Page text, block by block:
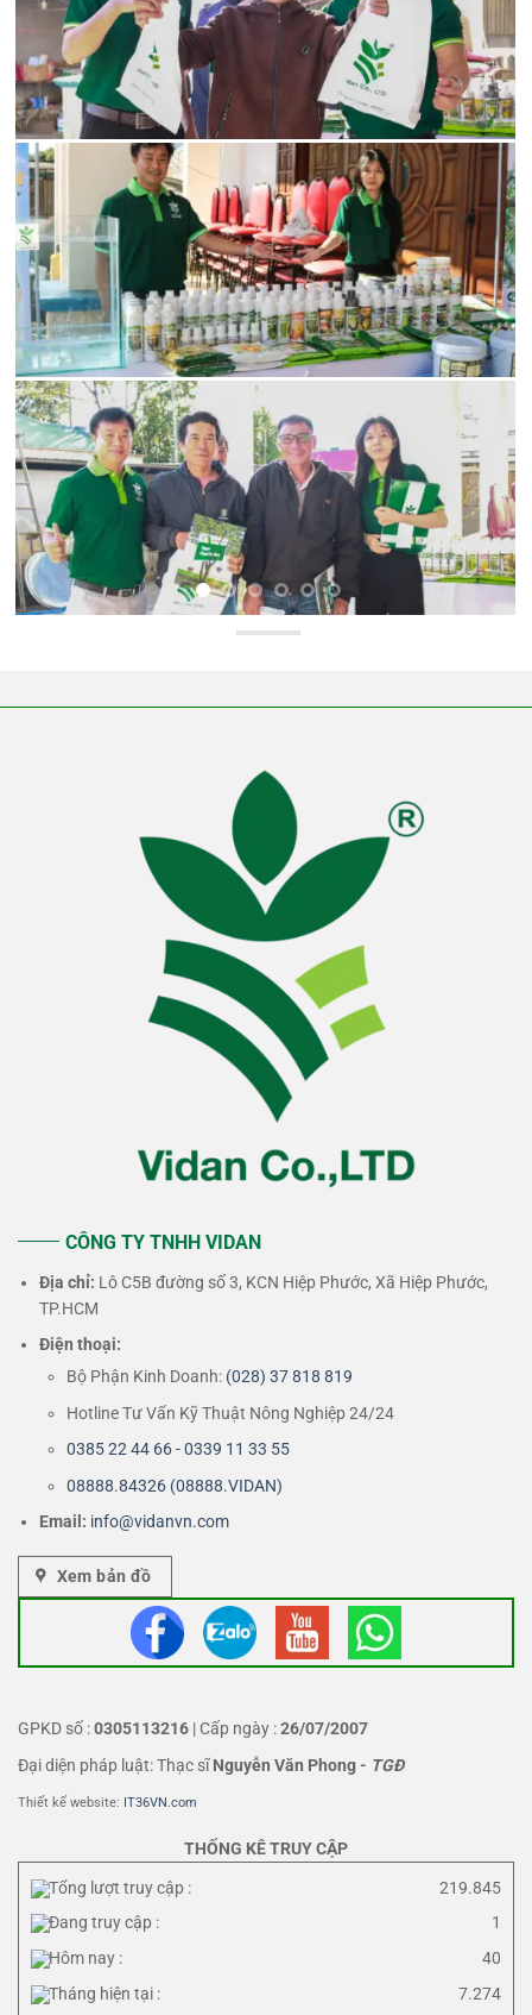
CÔNG TY TNHH VIDAN
Địa chỉ: Lô C5B đường số 3, KCN Hiệp Phước, Xã Hiệp Phước,
TP.HCM
Điện thoại:
Bộ Phận Kinh Doanh: (028) 37 818 819
Hotline Tư Vấn Kỹ Thuật Nông Nghiệp 24/24
0385 22 44 66 - 0339 11 33 55
08888.84326 (08888.VIDAN)
Email: info@vidanvn.com
Xem bản đồ
GPKD số :0305113216 | Cấp ngày :26/07/2007
Đại diện pháp luật: Thạc sĩNguyễn Văn Phong- TGĐ
Thiết kế website: IT36VN.com
THỐNG KÊ TRUY CẬP
Tổng lượt truy cập :
219.845
Đang truy cập :
1
Hôm nay :
40
Tháng hiện tại :
7.274